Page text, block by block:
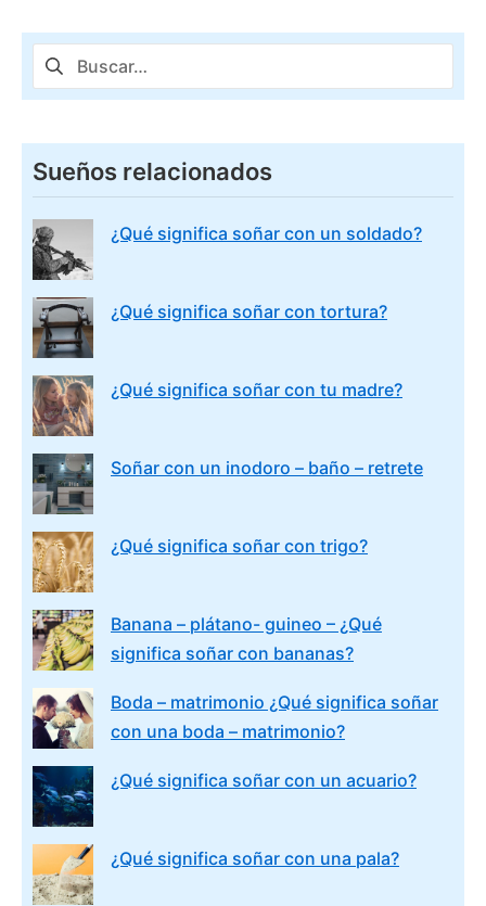
Buscar:
Sueños relacionados
¿Qué significa soñar con un soldado?
¿Qué significa soñar con tortura?
¿Qué significa soñar con tu madre?
Soñar con un inodoro – baño – retrete
¿Qué significa soñar con trigo?
Banana – plátano- guineo – ¿Qué
significa soñar con bananas?
Boda – matrimonio ¿Qué significa soñar
con una boda – matrimonio?
¿Qué significa soñar con un acuario?
¿Qué significa soñar con una pala?